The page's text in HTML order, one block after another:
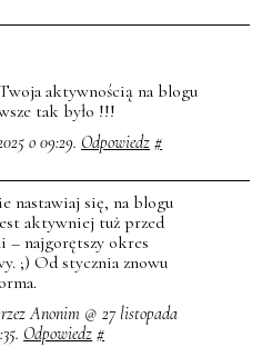
aktywnością na blogu
tak było !!!
o 09:29. Odpowiedz #
nastawiaj się, na blogu
aktywniej tuż przed
– najgorętszy okres
;) Od stycznia znowu
Anonim @ 27 listopada
Odpowiedz #